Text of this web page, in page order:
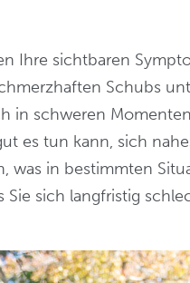
Ihre sichtbaren
Schubs
in schweren
es tun kann, sich
was in bestimmten
Sie sich langfristig